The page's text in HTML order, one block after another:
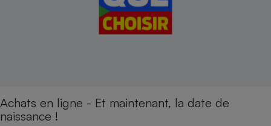
Achats en ligne - Et maintenant, la date de
naissance !